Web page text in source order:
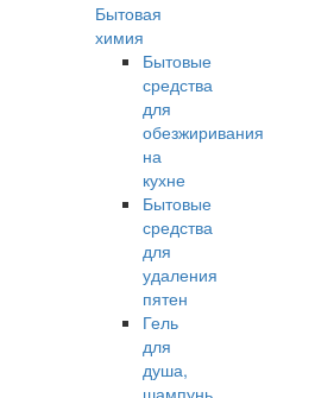
Бытовая
химия
Бытовые
средства
для
обезжиривания
на
кухне
Бытовые
средства
для
удаления
пятен
Гель
для
душа,
шампунь